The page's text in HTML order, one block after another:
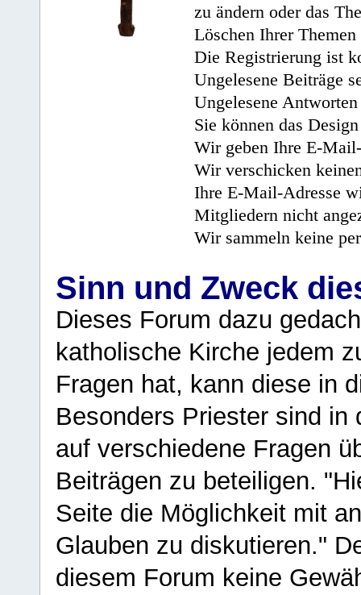
zu ändern oder das
Löschen Ihrer
Die Registrierung ist
Ungelesene Beiträge
Ungelesene
Sie können das
Wir geben Ihre E-
Wir verschicken
Ihre E-Mail-Adresse
Mitgliedern nicht
Wir sammeln keine
Sinn und Zweck
Dieses Forum dazu
katholische Kirche jedem
Fragen hat, kann diese in
Besonders Priester sind in
auf verschiedene Fragen
Beiträgen zu beteiligen.
Seite die Möglichkeit mit
Glauben zu diskutieren."
diesem Forum keine